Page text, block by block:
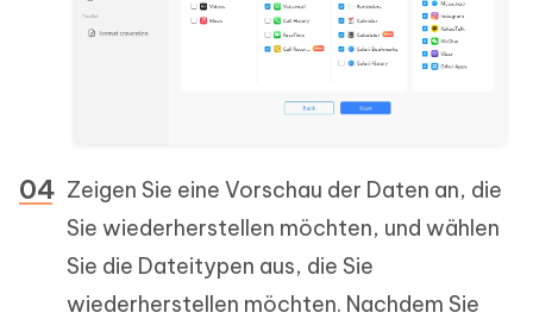
Zeigen Sie eine Vorschau der Daten an, die
Sie wiederherstellen möchten, und wählen
Sie die Dateitypen aus, die Sie
wiederherstellen möchten. Nachdem Sie